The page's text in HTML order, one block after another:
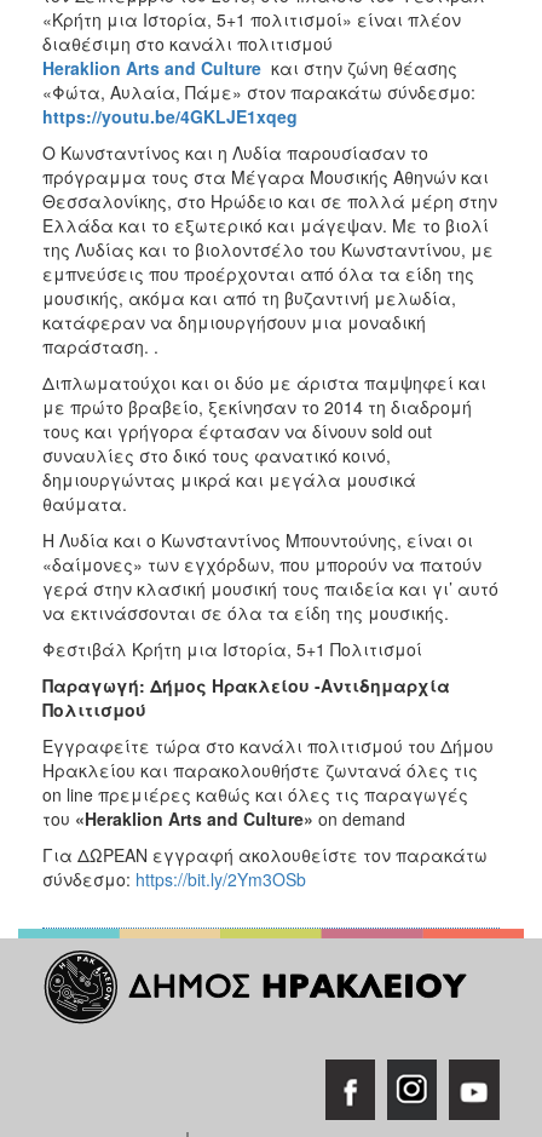
«Κρήτη μια Ιστορία, 5+1 πολιτισμοί» είναι πλέον
διαθέσιμη στο κανάλι πολιτισμού
Heraklion Arts and Culture και στην ζώνη θέασης
«Φώτα, Αυλαία, Πάμε» στον παρακάτω σύνδεσμο:
https://youtu.be/4GKLJE1xqeg
Ο Κωνσταντίνος και η Λυδία παρουσίασαν το
πρόγραμμα τους στα Μέγαρα Μουσικής Αθηνών και
Θεσσαλονίκης, στο Ηρώδειο και σε πολλά μέρη στην
Ελλάδα και το εξωτερικό και μάγεψαν. Με το βιολί
της Λυδίας και το βιολοντσέλο του Κωνσταντίνου, με
εμπνεύσεις που προέρχονται από όλα τα είδη της
μουσικής, ακόμα και από τη βυζαντινή μελωδία,
κατάφεραν να δημιουργήσουν μια μοναδική
παράσταση. .
Διπλωματούχοι και οι δύο με άριστα παμψηφεί και
με πρώτο βραβείο, ξεκίνησαν το 2014 τη διαδρομή
τους και γρήγορα έφτασαν να δίνουν sold out
συναυλίες στο δικό τους φανατικό κοινό,
δημιουργώντας μικρά και μεγάλα μουσικά
θαύματα.
Η Λυδία και ο Κωνσταντίνος Μπουντούνης, είναι οι
«δαίμονες» των εγχόρδων, που μπορούν να πατούν
γερά στην κλασική μουσική τους παιδεία και γι’ αυτό
να εκτινάσσονται σε όλα τα είδη της μουσικής.
Φεστιβάλ Κρήτη μια Ιστορία, 5+1 Πολιτισμοί
Παραγωγή: Δήμος Ηρακλείου -Αντιδημαρχία
Πολιτισμού
Εγγραφείτε τώρα στο κανάλι πολιτισμού του Δήμου
Ηρακλείου και παρακολουθήστε ζωντανά όλες τις
on line πρεμιέρες καθώς και όλες τις παραγωγές
του «Heraklion Arts and Culture» on demand
Για ΔΩΡΕΑΝ εγγραφή ακολουθείστε τον παρακάτω
σύνδεσμο: https://bit.ly/2Ym3OSb